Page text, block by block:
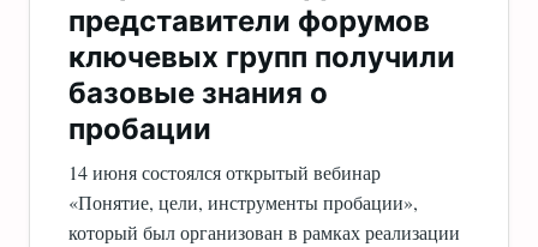
представители форумов
ключевых групп получили
базовые знания о
пробации
14 июня состоялся открытый вебинар
«Понятие, цели, инструменты пробации»,
который был организован в рамках реализации